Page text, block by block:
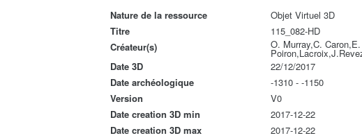
Nature de la ressource
Objet Virtuel 3D
Titre
115_082-HD
Créateur(s)
O. Murray,C.
Date 3D
22/12/2017
Date archéologique
-1310 - -1150
Version
V0
Date creation 3D min
2017-12-22
Date creation 3D max
2017-12-22